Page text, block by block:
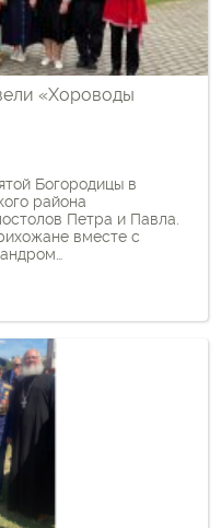
«Хороводы
Богородицы в
района
Петра и Павла.
вместе с
Святой Руси».
с
России»,
«символа
народов […]